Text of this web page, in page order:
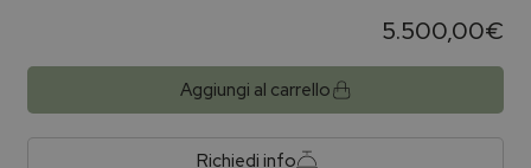
5.500,00€
Aggiungi al carrello
Richiedi info